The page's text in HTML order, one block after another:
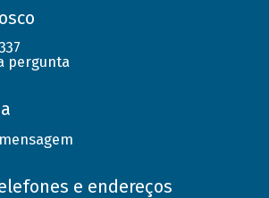
pergunta
e endereços